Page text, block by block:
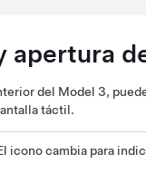
apertura
del Model 3,
táctil.
icono cambia para